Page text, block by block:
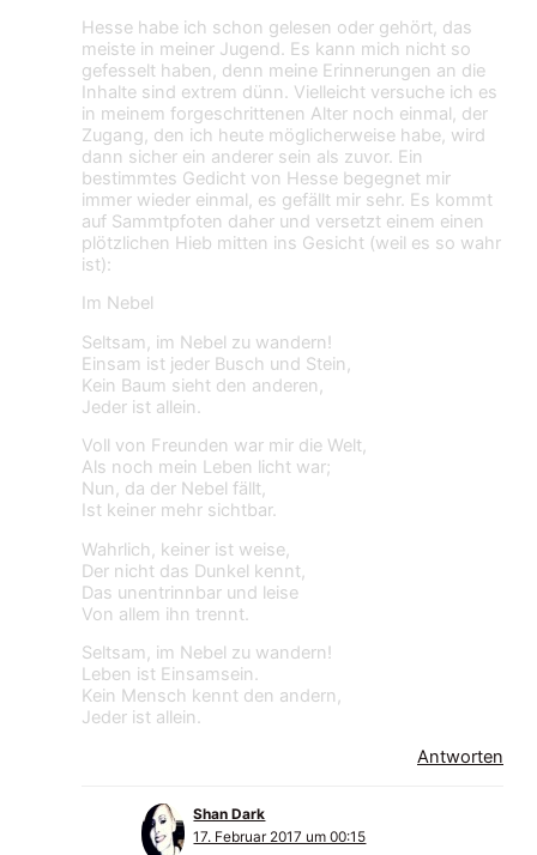
Hesse habe ich schon gelesen oder gehört, das
meiste in meiner Jugend. Es kann mich nicht so
gefesselt haben, denn meine Erinnerungen an die
Inhalte sind extrem dünn. Vielleicht versuche ich es
in meinem forgeschrittenen Alter noch einmal, der
Zugang, den ich heute möglicherweise habe, wird
dann sicher ein anderer sein als zuvor. Ein
bestimmtes Gedicht von Hesse begegnet mir
immer wieder einmal, es gefällt mir sehr. Es kommt
auf Sammtpfoten daher und versetzt einem einen
plötzlichen Hieb mitten ins Gesicht (weil es so wahr
ist):
Im Nebel
Seltsam, im Nebel zu wandern!
Einsam ist jeder Busch und Stein,
Kein Baum sieht den anderen,
Jeder ist allein.
Voll von Freunden war mir die Welt,
Als noch mein Leben licht war;
Nun, da der Nebel fällt,
Ist keiner mehr sichtbar.
Wahrlich, keiner ist weise,
Der nicht das Dunkel kennt,
Das unentrinnbar und leise
Von allem ihn trennt.
Seltsam, im Nebel zu wandern!
Leben ist Einsamsein.
Kein Mensch kennt den andern,
Jeder ist allein.
Antworten
Shan Dark
17. Februar 2017 um 00:15